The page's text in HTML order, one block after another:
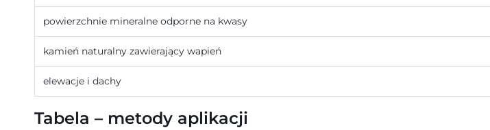
powierzchnie mineralne odporne na kwasy
kamień naturalny zawierający wapień
elewacje i dachy
Tabela – metody aplikacji